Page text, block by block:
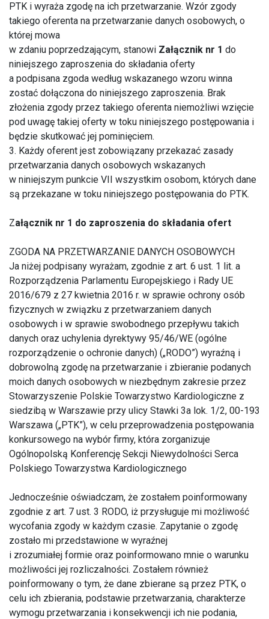
PTK i wyraża zgodę na ich przetwarzanie. Wzór zgody
takiego oferenta na przetwarzanie danych osobowych, o
której mowa
w zdaniu poprzedzającym, stanowi Załącznik nr 1 do
niniejszego zaproszenia do składania oferty
a podpisana zgoda według wskazanego wzoru winna
zostać dołączona do niniejszego zaproszenia. Brak
złożenia zgody przez takiego oferenta niemożliwi wzięcie
pod uwagę takiej oferty w toku niniejszego postępowania i
będzie skutkować jej pominięciem.
3. Każdy oferent jest zobowiązany przekazać zasady
przetwarzania danych osobowych wskazanych
w niniejszym punkcie VII wszystkim osobom, których dane
są przekazane w toku niniejszego postępowania do PTK.
Załącznik nr 1 do zaproszenia do składania ofert
ZGODA NA PRZETWARZANIE DANYCH OSOBOWYCH
Ja niżej podpisany wyrażam, zgodnie z art. 6 ust. 1 lit. a
Rozporządzenia Parlamentu Europejskiego i Rady UE
2016/679 z 27 kwietnia 2016 r. w sprawie ochrony osób
fizycznych w związku z przetwarzaniem danych
osobowych i w sprawie swobodnego przepływu takich
danych oraz uchylenia dyrektywy 95/46/WE (ogólne
rozporządzenie o ochronie danych) („RODO”) wyraźną i
dobrowolną zgodę na przetwarzanie i zbieranie podanych
moich danych osobowych w niezbędnym zakresie przez
Stowarzyszenie Polskie Towarzystwo Kardiologiczne z
siedzibą w Warszawie przy ulicy Stawki 3a lok. 1/2, 00-193
Warszawa („PTK”), w celu przeprowadzenia postępowania
konkursowego na wybór firmy, która zorganizuje
Ogólnopolską Konferencję Sekcji Niewydolności Serca
Polskiego Towarzystwa Kardiologicznego
Jednocześnie oświadczam, że zostałem poinformowany
zgodnie z art. 7 ust. 3 RODO, iż przysługuje mi możliwość
wycofania zgody w każdym czasie. Zapytanie o zgodę
zostało mi przedstawione w wyraźnej
i zrozumiałej formie oraz poinformowano mnie o warunku
możliwości jej rozliczalności. Zostałem również
poinformowany o tym, że dane zbierane są przez PTK, o
celu ich zbierania, podstawie przetwarzania, charakterze
wymogu przetwarzania i konsekwencji ich nie podania,